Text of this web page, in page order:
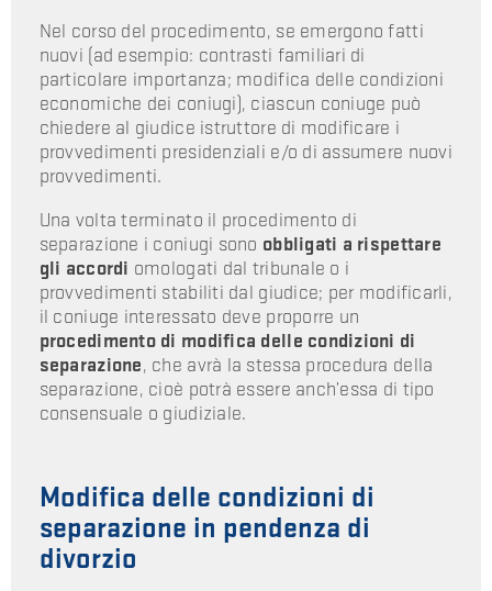
Nel corso del procedimento, se emergono fatti
nuovi (ad esempio: contrasti familiari di
particolare importanza; modifica delle condizioni
economiche dei coniugi), ciascun coniuge può
chiedere al giudice istruttore di modificare i
provvedimenti presidenziali e/o di assumere nuovi
provvedimenti.
Una volta terminato il procedimento di
separazione i coniugi sono obbligati a rispettare
gli accordi omologati dal tribunale o i
provvedimenti stabiliti dal giudice; per modificarli,
il coniuge interessato deve proporre un
procedimento di modifica delle condizioni di
separazione, che avrà la stessa procedura della
separazione, cioè potrà essere anch’essa di tipo
consensuale o giudiziale.
Modifica delle condizioni di
separazione in pendenza di
divorzio